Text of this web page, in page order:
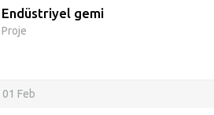
Endüstriyel gemi
Proje
01 Feb